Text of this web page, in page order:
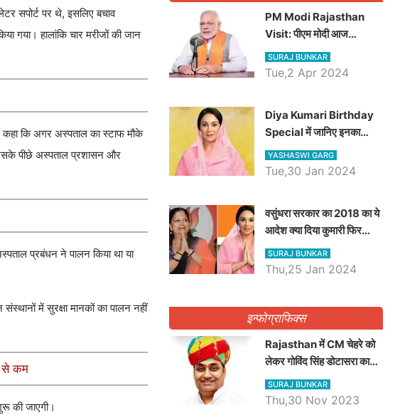
सपोर्ट पर थे, इसलिए बचाव
गया। हालांकि चार मरीजों की जान
कहा कि अगर अस्पताल का स्टाफ मौके
पीछे अस्पताल प्रशासन और
प्रबंधन ने पालन किया था या
में सुरक्षा मानकों का पालन नहीं
से कम
की जाएगी।
PM Modi Rajasthan
Visit: पीएम मोदी आज
राजस्थान में कोटपूतली में करेंगे
विशाल रैली, एक सभा से 8 सीटों
SURAJ BUNKAR
Tue,2 Apr 2024
Diya Kumari Birthday
Special में जानिए इनका
राजकुमारी से राजस्थान की
डिप्टी सीएम बनने तक का सफर,
YASHASWI GARG
Tue,30 Jan 2024
वसुंधरा सरकार का 2018 का ये
आदेश क्या दिया कुमारी फिर
करेंगी लागू? कांग्रेस सरकार ने
किया था निरस्त
SURAJ BUNKAR
Thu,25 Jan 2024
इन्फोग्राफिक्स
Rajasthan में CM चेहरे को
लेकर गोविंद सिंह डोटासरा का
बड़ा बयान आया सामने, जानें
विचार
SURAJ BUNKAR
Thu,30 Nov 2023